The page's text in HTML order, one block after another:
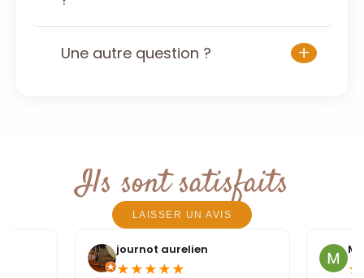
Une autre question ? +
Ils sont satisfaits
LAISSER UN AVIS
journot aurelien
★ ★ ★ ★ ★ ★